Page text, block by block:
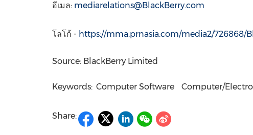
อีเมล: mediarelations@BlackBerry.com
โลโก้ - https://mma.prnasia.com/media2/726868/
Source: BlackBerry Limited
Keywords: Computer Software Computer/
Share: